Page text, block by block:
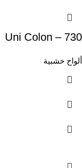
Uni Colon – 730
ألواح خشبية